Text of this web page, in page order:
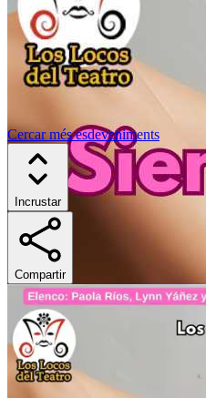
Cercar més esdeveniments
Incrustar
Compartir